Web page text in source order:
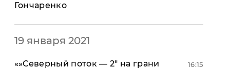
Гончаренко
19 января 2021
«»Северный поток — 2″ на грани
16:15